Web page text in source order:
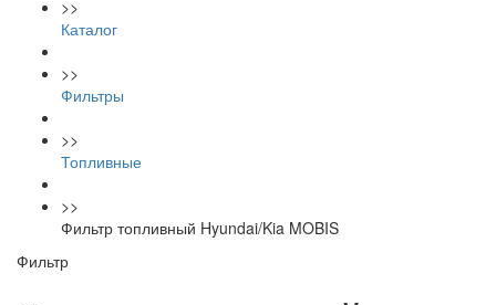
>>
Каталог
>>
Фильтры
>>
Топливные
>>
Фильтр топливный Hyundai/Kia MOBIS
Фильтр